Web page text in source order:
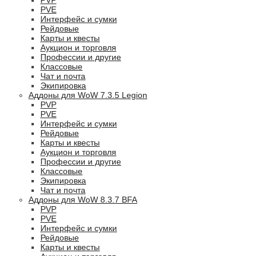
PVE
Интерфейс и сумки
Рейдовые
Карты и квесты
Аукцион и торговля
Профессии и другие
Классовые
Чат и почта
Экипировка
Аддоны для WoW 7.3.5 Legion
PVP
PVE
Интерфейс и сумки
Рейдовые
Карты и квесты
Аукцион и торговля
Профессии и другие
Классовые
Экипировка
Чат и почта
Аддоны для WoW 8.3.7 BFA
PVP
PVE
Интерфейс и сумки
Рейдовые
Карты и квесты